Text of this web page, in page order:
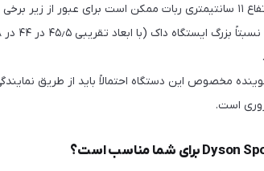
: ارتفاع ۱۱ سانتیمتری ربات ممکن است برای عبور از زیر
مخصوص این دستگاه احتمالاً باید از طریق
است.